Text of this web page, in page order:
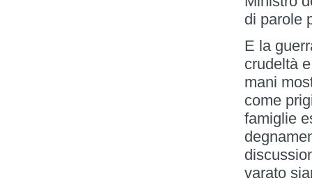
di parole
E la
crudeltà
mani
come
famiglie
varato